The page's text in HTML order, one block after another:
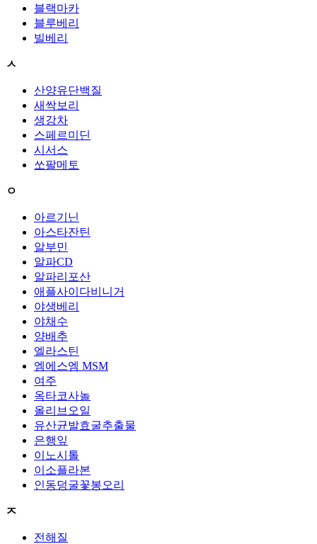
블랙마카
블루베리
빌베리
ㅅ
산양유단백질
새싹보리
생강차
스페르미딘
시서스
쏘팔메토
ㅇ
아르기닌
아스타잔틴
알부민
알파CD
알파리포산
애플사이다비니거
야생베리
야채수
양배추
엘라스틴
엠에스엠 MSM
여주
옥타코사놀
올리브오일
유산균발효굴추출물
은행잎
이노시톨
이소플라본
인동덩굴꽃봉오리
ㅈ
전해질